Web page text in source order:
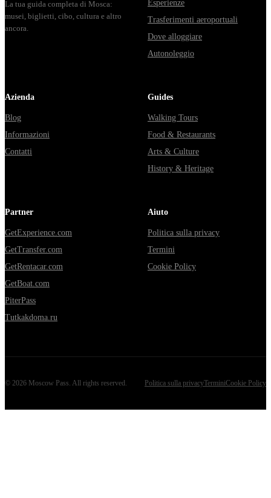
La tua guida completa di Mosca:
musei, biglietti, cibo, cultura e altro
ancora.
Esperienze
Trasferimenti aeroportuali
Dove alloggiare
Autonoleggio
Azienda
Blog
Informazioni
Contatti
Guides
Walking Tours
Food & Restaurants
Arts & Culture
History & Heritage
Partner
GetExperience.com
GetTransfer.com
GetRentacar.com
GetBoat.com
PiterPass
Tutkakdoma.ru
Aiuto
Politica sulla privacy
Termini
Cookie Policy
© 2026 Moscow Pass . All rights reserved. Politica sulla privacyTerminiCookie Policy